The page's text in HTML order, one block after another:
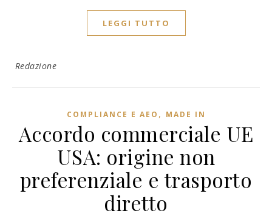
LEGGI TUTTO
Redazione
COMPLIANCE E AEO , MADE IN
Accordo commerciale UE
USA: origine non
preferenziale e trasporto
diretto